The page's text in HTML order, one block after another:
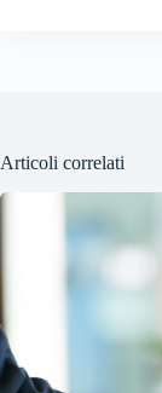
Articoli correlati